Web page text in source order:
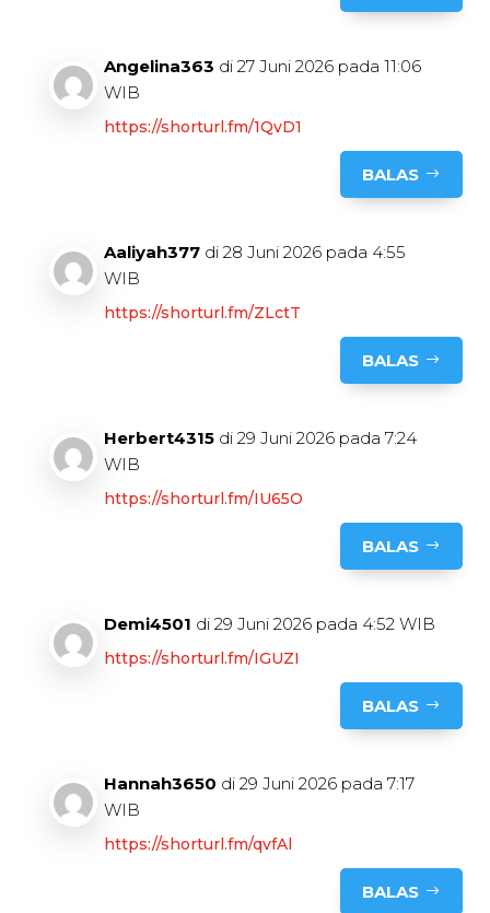
Angelina363 di 27 Juni 2026 pada 11:06
WIB
https://shorturl.fm/1QvD1
BALAS
Aaliyah377 di 28 Juni 2026 pada 4:55
WIB
https://shorturl.fm/ZLctT
BALAS
Herbert4315 di 29 Juni 2026 pada 7:24
WIB
https://shorturl.fm/IU65O
BALAS
Demi4501 di 29 Juni 2026 pada 4:52 WIB
https://shorturl.fm/IGUZI
BALAS
Hannah3650 di 29 Juni 2026 pada 7:17
WIB
https://shorturl.fm/qvfAl
BALAS